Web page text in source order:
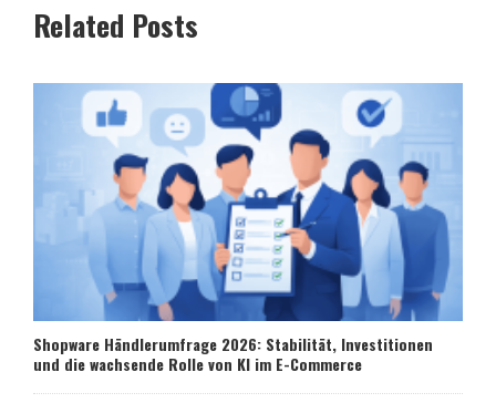
Related Posts
Shopware Händlerumfrage 2026: Stabilität, Investitionen
und die wachsende Rolle von KI im E-Commerce